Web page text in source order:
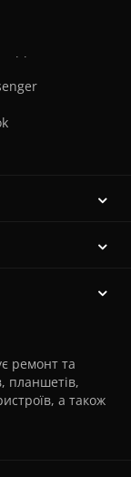
ремонт та
планшетів,
а також